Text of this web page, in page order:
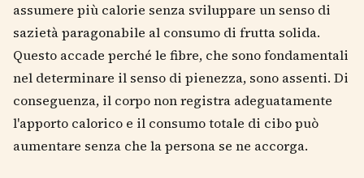
assumere più calorie senza sviluppare un senso di
sazietà paragonabile al consumo di frutta solida.
Questo accade perché le fibre, che sono fondamentali
nel determinare il senso di pienezza, sono assenti. Di
conseguenza, il corpo non registra adeguatamente
l'apporto calorico e il consumo totale di cibo può
aumentare senza che la persona se ne accorga.